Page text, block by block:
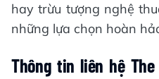
hay trừu tượng nghệ
những lựa chọn hoàn
Thông tin liên hệ